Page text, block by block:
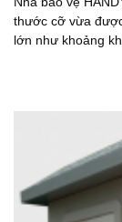
thước cỡ vừa
lớn như khoảng